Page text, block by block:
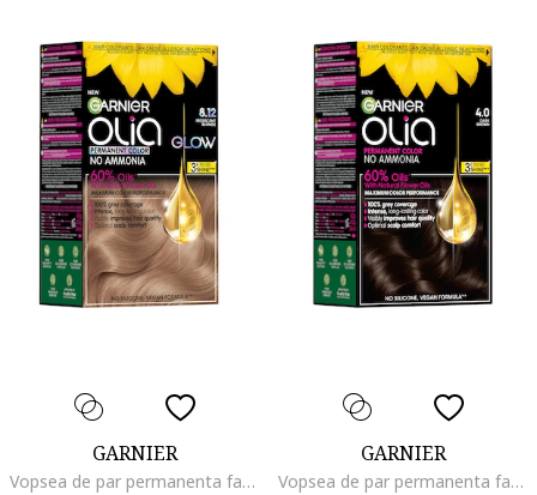
GARNIER
Vopsea de par permanenta fara amoniac Olia 1.0 Night Black, 174 ml, Iridescent Blonde
GARNIER
Vopsea de par permanenta fara amoniac Olia 1.0 Night Black, 174 ml, Dark Brown